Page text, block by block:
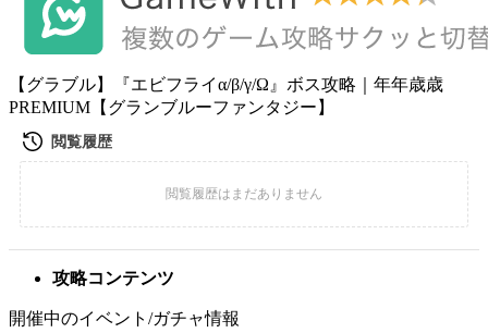
【グラブル】『エビフライα/β/γ/Ω』ボス攻略｜年年歳歳
PREMIUM【グランブルーファンタジー】
攻略コンテンツ
開催中のイベント/ガチャ情報